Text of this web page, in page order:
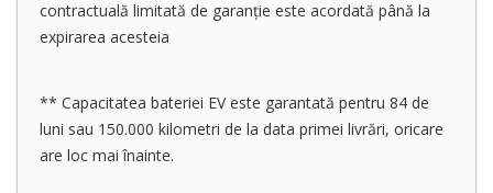
contractuală limitată de garanție este acordată până la
expirarea acesteia
** Capacitatea bateriei EV este garantată pentru 84 de
luni sau 150.000 kilometri de la data primei livrări, oricare
are loc mai înainte.